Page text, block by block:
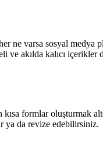
ne varsa sosyal medya
akılda kalıcı içerikler
formlar oluşturmak
ya da revize edebilirsiniz.